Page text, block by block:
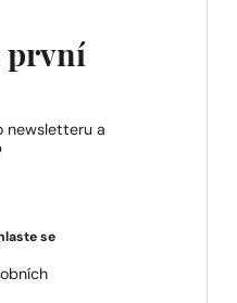
první
newsletteru a
se